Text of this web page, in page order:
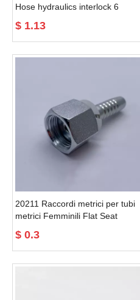
Hose hydraulics interlock 6
$ 1.13
20211 Raccordi metrici per tubi
metrici Femminili Flat Seat
$ 0.3